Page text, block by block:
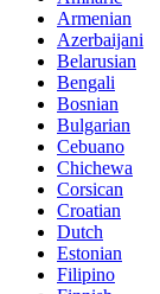
Armenian
Azerbaijani
Belarusian
Bengali
Bosnian
Bulgarian
Cebuano
Chichewa
Corsican
Croatian
Dutch
Estonian
Filipino